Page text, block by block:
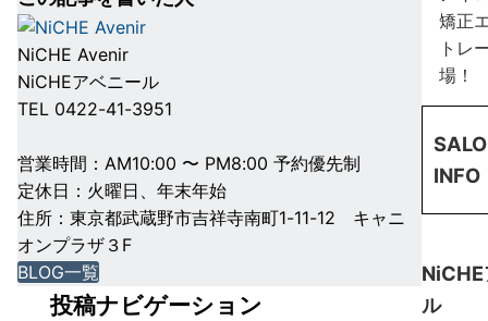
NiCHE Avenir
NiCHEアベニール
TEL 0422-41-3951
営業時間：AM10:00 〜 PM8:00 予約優先制
定休日：火曜日、年末年始
住所：東京都武蔵野市吉祥寺南町1-11-12 キャニ
オンプラザ３F
BLOG一覧
投稿ナビゲーション
矯正
トレ
場！
INFO
ル